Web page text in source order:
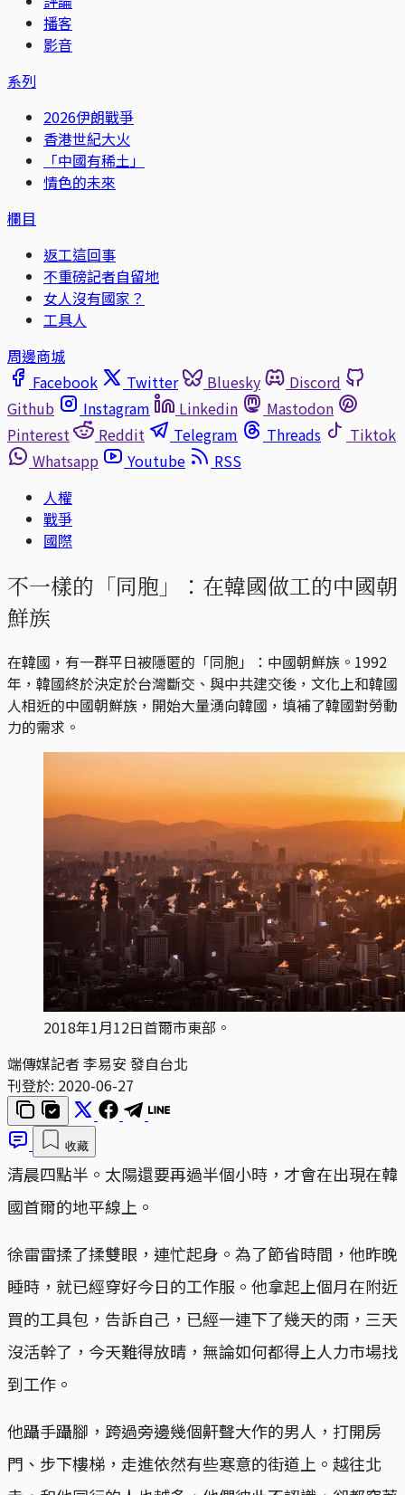
播客
影音
系列
2026伊朗戰爭
香港世紀大火
「中國有稀土」
情色的未來
欄目
返工這回事
不重磅記者自留地
女人沒有國家？
工具人
周邊商城
Facebook
Twitter Bluesky
Discord
Github
Instagram Linkedin
Mastodon
Pinterest
Reddit Telegram Threads
Tiktok
Whatsapp
Youtube
RSS
人權
戰爭
國際
不一樣的「同胞」：在韓國做工的中國朝
鮮族
在韓國，有一群平日被隱匿的「同胞」：中國朝鮮族。1992
年，韓國終於決定於台灣斷交、與中共建交後，文化上和韓國
人相近的中國朝鮮族，開始大量湧向韓國，填補了韓國對勞動
力的需求。
2018年1月12日首爾市東部。
端傳媒記者 李易安 發自台北
刊登於: 2020-06-27
收藏
清晨四點半。太陽還要再過半個小時，才會在出現在韓
國首爾的地平線上。
徐雷雷揉了揉雙眼，連忙起身。為了節省時間，他昨晚
睡時，就已經穿好今日的工作服。他拿起上個月在附近
買的工具包，告訴自己，已經一連下了幾天的雨，三天
沒活幹了，今天難得放晴，無論如何都得上人力市場找
到工作。
他躡手躡腳，跨過旁邊幾個鼾聲大作的男人，打開房
門、步下樓梯，走進依然有些寒意的街道上。越往北